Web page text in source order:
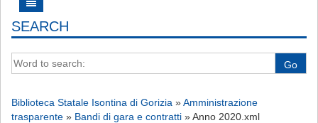
SEARCH
Word to search: Go
Biblioteca Statale Isontina di Gorizia »Amministrazione
trasparente » Bandi di gara e contratti »Anno 2020.xml